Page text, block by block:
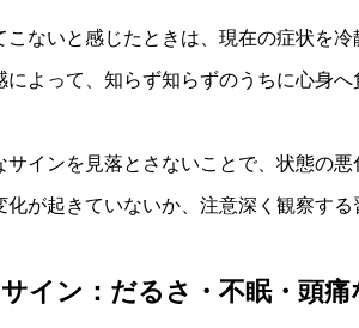
ないと感じたときは、現在の症状を冷
よって、知らず知らずのうちに心身
インを見落とさないことで、状態の悪
が起きていないか、注意深く観察する
イン：だるさ・不眠・頭痛